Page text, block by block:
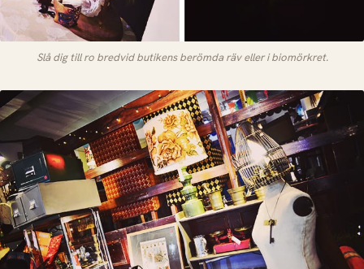
Slå dig till ro bredvid butikens berömda räv eller i biomörkret.